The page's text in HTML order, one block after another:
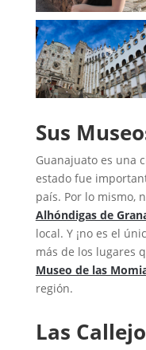
Sus
Guanajuato es una
estado fue
país. Por lo mismo,
Alhóndigas de
local. Y ¡no es el
más de los lugares
Museo de las
región.
Las